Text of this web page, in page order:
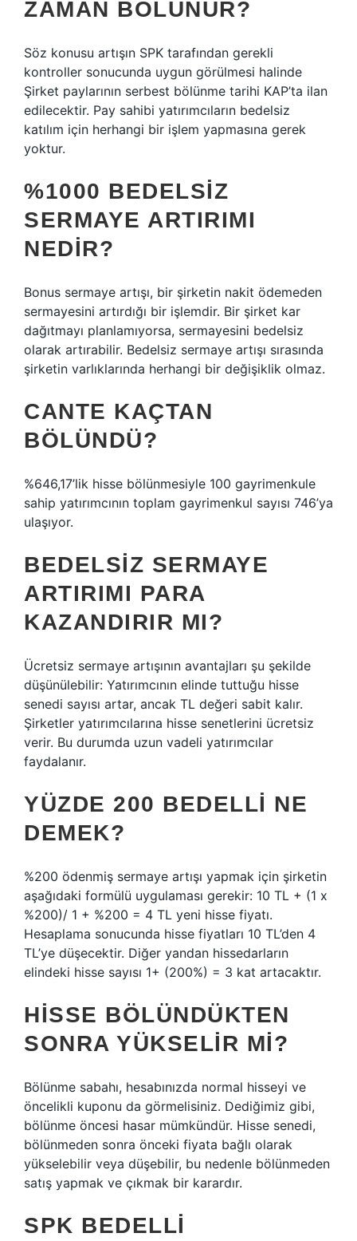
ZAMAN BÖLÜNÜR?
Söz konusu artışın SPK tarafından gerekli
kontroller sonucunda uygun görülmesi halinde
Şirket paylarının serbest bölünme tarihi KAP’ta ilan
edilecektir. Pay sahibi yatırımcıların bedelsiz
katılım için herhangi bir işlem yapmasına gerek
yoktur.
%1000 BEDELSIZ
SERMAYE ARTIRIMI
NEDIR?
Bonus sermaye artışı, bir şirketin nakit ödemeden
sermayesini artırdığı bir işlemdir. Bir şirket kar
dağıtmayı planlamıyorsa, sermayesini bedelsiz
olarak artırabilir. Bedelsiz sermaye artışı sırasında
şirketin varlıklarında herhangi bir değişiklik olmaz.
CANTE KAÇTAN
BÖLÜNDÜ?
%646,17’lik hisse bölünmesiyle 100 gayrimenkule
sahip yatırımcının toplam gayrimenkul sayısı 746’ya
ulaşıyor.
BEDELSIZ SERMAYE
ARTIRIMI PARA
KAZANDIRIR MI?
Ücretsiz sermaye artışının avantajları şu şekilde
düşünülebilir: Yatırımcının elinde tuttuğu hisse
senedi sayısı artar, ancak TL değeri sabit kalır.
Şirketler yatırımcılarına hisse senetlerini ücretsiz
verir. Bu durumda uzun vadeli yatırımcılar
faydalanır.
YÜZDE 200 BEDELLI NE
DEMEK?
%200 ödenmiş sermaye artışı yapmak için şirketin
aşağıdaki formülü uygulaması gerekir: 10 TL + (1 x
%200)/ 1 + %200 = 4 TL yeni hisse fiyatı.
Hesaplama sonucunda hisse fiyatları 10 TL’den 4
TL’ye düşecektir. Diğer yandan hissedarların
elindeki hisse sayısı 1+ (200%) = 3 kat artacaktır.
HISSE BÖLÜNDÜKTEN
SONRA YÜKSELIR MI?
Bölünme sabahı, hesabınızda normal hisseyi ve
öncelikli kuponu da görmelisiniz. Dediğimiz gibi,
bölünme öncesi hasar mümkündür. Hisse senedi,
bölünmeden sonra önceki fiyata bağlı olarak
yükselebilir veya düşebilir, bu nedenle bölünmeden
satış yapmak ve çıkmak bir karardır.
SPK BEDELLI